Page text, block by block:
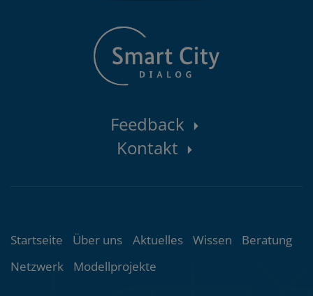
Kontaktbereich
Feedback
Kontakt
Themenübersicht
Startseite Über uns Aktuelles Wissen
Beratung
Netzwerk
Modellprojekte